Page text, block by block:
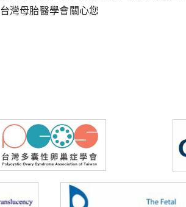
台灣母胎醫學會關心您